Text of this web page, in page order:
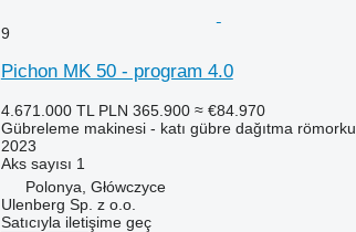
9
Pichon MK 50 - program 4.0
4.671.000 TL PLN 365.900 ≈ €84.970
Gübreleme makinesi - katı gübre dağıtma römorku
2023
Aks sayısı 1
Polonya, Główczyce
Ulenberg Sp. z o.o.
Satıcıyla iletişime geç